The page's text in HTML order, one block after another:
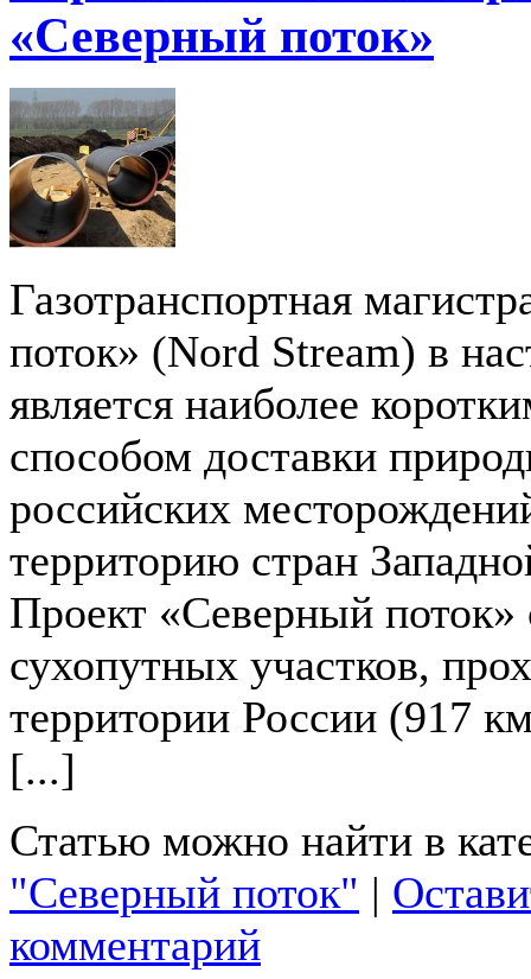
«Северный поток»
Газотранспортная
поток» (Nord Stream) в
является наиболее
способом доставки
российских
территорию стран
Проект «Северный поток»
сухопутных участков,
территории России (917
[...]
Статью можно найти в
"Северный поток" |
комментарий